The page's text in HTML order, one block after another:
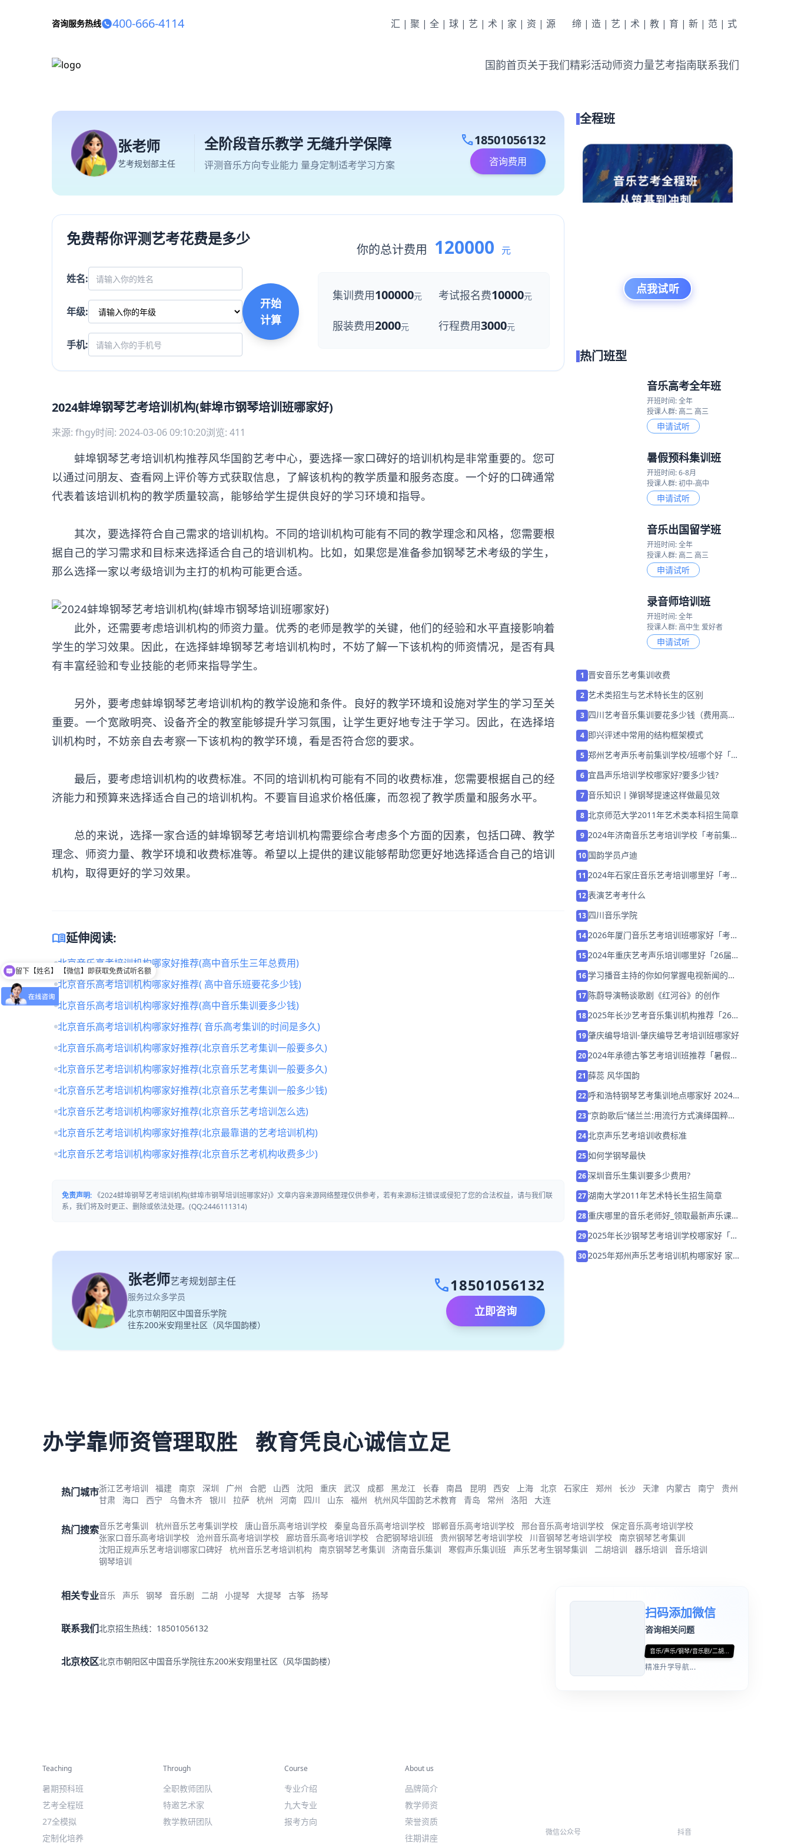
咨询服务热线 400-666-4114 汇|聚|全|球|艺|术|家|资|源 缔|造|艺|术|教|育|新|范|式
国韵首页关于我们精彩活动师资力量艺考指南联系我们
张老师
艺考规划部主任
全阶段音乐教学 无缝升学保障
评测音乐方向专业能力 量身定制适考学习方案
call18501056132
咨询费用
免费帮你评测艺考花费是多少
姓名:
年级:
手机:
开始
计算
你的总计费用 120000 元
集训费用100000元 考试报名费10000元
服装费用2000元 行程费用3000元
2024蚌埠钢琴艺考培训机构(蚌埠市钢琴培训班哪家好)
来源: fhgy时间: 2024-03-06 09:10:20浏览: 411
蚌埠钢琴艺考培训机构推荐风华国韵艺考中心，要选择一家口碑好的培训机构是非常重要的。您可
以通过问朋友、查看网上评价等方式获取信息，了解该机构的教学质量和服务态度。一个好的口碑通常
代表着该培训机构的教学质量较高，能够给学生提供良好的学习环境和指导。
其次，要选择符合自己需求的培训机构。不同的培训机构可能有不同的教学理念和风格，您需要根
据自己的学习需求和目标来选择适合自己的培训机构。比如，如果您是准备参加钢琴艺术考级的学生，
那么选择一家以考级培训为主打的机构可能更合适。
此外，还需要考虑培训机构的师资力量。优秀的老师是教学的关键，他们的经验和水平直接影响着
学生的学习效果。因此，在选择蚌埠钢琴艺考培训机构时，不妨了解一下该机构的师资情况，是否有具
有丰富经验和专业技能的老师来指导学生。
另外，要考虑蚌埠钢琴艺考培训机构的教学设施和条件。良好的教学环境和设施对学生的学习至关
重要。一个宽敞明亮、设备齐全的教室能够提升学习氛围，让学生更好地专注于学习。因此，在选择培
训机构时，不妨亲自去考察一下该机构的教学环境，看是否符合您的要求。
最后，要考虑培训机构的收费标准。不同的培训机构可能有不同的收费标准，您需要根据自己的经
济能力和预算来选择适合自己的培训机构。不要盲目追求价格低廉，而忽视了教学质量和服务水平。
总的来说，选择一家合适的蚌埠钢琴艺考培训机构需要综合考虑多个方面的因素，包括口碑、教学
理念、师资力量、教学环境和收费标准等。希望以上提供的建议能够帮助您更好地选择适合自己的培训
机构，取得更好的学习效果。
menu_book延伸阅读:
北京音乐高考培训机构哪家好推荐(高中音乐生三年总费用)
北京音乐高考培训机构哪家好推荐( 高中音乐班要花多少钱)
北京音乐高考培训机构哪家好推荐(高中音乐集训要多少钱)
北京音乐高考培训机构哪家好推荐( 音乐高考集训的时间是多久)
北京音乐高考培训机构哪家好推荐(北京音乐艺考集训一般要多久)
北京音乐艺考培训机构哪家好推荐(北京音乐艺考集训一般要多久)
北京音乐艺考培训机构哪家好推荐(北京音乐艺考集训一般多少钱)
北京音乐艺考培训机构哪家好推荐(北京音乐艺考培训怎么选)
北京音乐艺考培训机构哪家好推荐(北京最靠谱的艺考培训机构)
北京音乐艺考培训机构哪家好推荐(北京音乐艺考机构收费多少)
免责声明: 《2024蚌埠钢琴艺考培训机构(蚌埠市钢琴培训班哪家好)》文章内容来源网络整理仅供参考，若有来源标注错误或侵犯了您的合法权益，请与我们联
系，我们将及时更正、删除或依法处理。(QQ:2446111314)
张老师艺考规划部主任
服务过众多学员
北京市朝阳区中国音乐学院
往东200米安翔里社区（风华国韵楼）
call18501056132
立即咨询
全程班
点我试听
热门班型
音乐高考全年班
开班时间: 全年
授课人群: 高二 高三
申请试听
暑假预科集训班
开班时间: 6-8月
授课人群: 初中-高中
申请试听
音乐出国留学班
开班时间: 全年
授课人群: 高二 高三
申请试听
录音师培训班
开班时间: 全年
授课人群: 高中生 爱好者
申请试听
1 晋安音乐艺考集训收费
2 艺术类招生与艺术特长生的区别
3 四川艺考音乐集训要花多少钱（费用高
4 即兴评述中常用的结构框架模式
5 郑州艺考声乐考前集训学校/班哪个好「免
6 宜昌声乐培训学校哪家好?要多少钱?
7 音乐知识丨弹钢琴提速这样做最见效
8 北京师范大学2011年艺术类本科招生简章
9 2024年济南音乐艺考培训学校「考前集训
10 国韵学员卢迪
11 2024年石家庄音乐艺考培训哪里好「考前
12表演艺考考什么
13 四川音乐学院
142026年厦门音乐艺考培训班哪家好「考前
152024年重庆艺考声乐培训哪里好「26届
16学习播音主持的你如何掌握电视新闻的播
17 陈蔚导演畅谈歌剧《红河谷》的创作
182025年长沙艺考音乐集训机构推荐「26
19肇庆编导培训-肇庆编导艺考培训班哪家好
202024年承德古筝艺考培训班推荐「暑假集
21 薛蕊 风华国韵
22 呼和浩特钢琴艺考集训地点哪家好 2024
23“京韵歌后”储兰兰:用流行方式演绎国粹京
24北京声乐艺考培训收费标准
25如何学钢琴最快
26深圳音乐生集训要多少费用?
27湖南大学2011年艺术特长生招生简章
28重庆哪里的音乐老师好_领取最新声乐课
292025年长沙钢琴艺考培训学校哪家好「考
302025年郑州声乐艺考培训机构哪家好 家
办学靠师资管理取胜 教育凭良心诚信立足
热门城市浙江艺考培训 福建 南京 深圳 广州 合肥 山西 沈阳 重庆 武汉 成都 黑龙江 长春 南昌 昆明 西安 上海 北京 石家庄 郑州 长沙 天津 内蒙古 南宁
贵州
甘肃
海口 西宁 乌鲁木齐 银川 拉萨 杭州 河南 四川 山东 福州 杭州风华国韵艺术教育 青岛 常州 洛阳 大连
热门搜索音乐艺考集训 杭州音乐艺考集训学校 唐山音乐高考培训学校 秦皇岛音乐高考培训学校 邯郸音乐高考培训学校 邢台音乐高考培训学校
保定音乐高考培训学校
张家口音乐高考培训学校
沧州音乐高考培训学校 廊坊音乐高考培训学校 合肥钢琴培训班 贵州钢琴艺考培训学校 川音钢琴艺考培训学校
南京钢琴艺考集训
沈阳正规声乐艺考培训哪家口碑好
杭州音乐艺考培训机构 南京钢琴艺考集训 济南音乐集训 寒假声乐集训班 声乐艺考生钢琴集训 二胡培训 器乐培训
音乐培训
钢琴培训
相关专业音乐 声乐 钢琴 音乐剧 二胡 小提琴 大提琴 古筝 扬琴
联系我们北京招生热线：18501056132
北京校区北京市朝阳区中国音乐学院往东200米安翔里社区（风华国韵楼）
扫码添加微信
咨询相关问题
音乐/声乐/钢琴/音乐剧/二胡...
精准升学导航...
Teaching
暑期预科班
艺考全程班
27全模拟
定制化培养
Through
全职教师团队
特邀艺术家
教学教研团队
Course
专业介绍
九大专业
报考方向
About us
品牌简介
教学师资
荣誉资质
往期讲座
微信公众号 抖音
留下【姓名】 【微信】即获取免费试听名额